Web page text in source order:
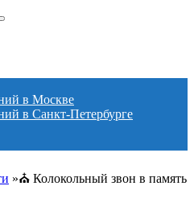
в Москве
в Санкт-Петербурге
»⛪ Колокольный звон в память